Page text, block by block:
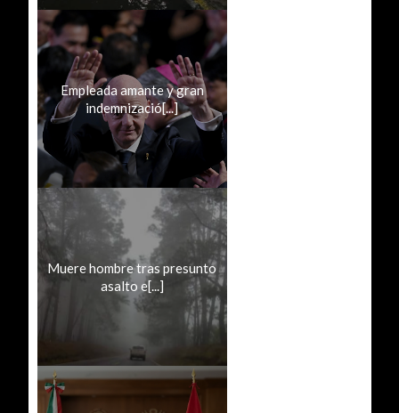
Empleada amante y gran
indemnizació[...]
Muere hombre tras presunto
asalto e[...]